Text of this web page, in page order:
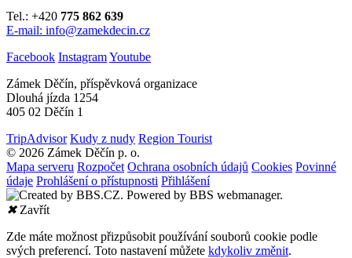
Tel.: +420 775 862 639
E-mail: info@zamekdecin.cz
Facebook InstagramYoutube
Zámek Děčín, příspěvková organizace
Dlouhá jízda 1254
405 02 Děčín 1
TripAdvisor Kudy z nudy Region Tourist
© 2026 Zámek Děčín p. o.
Mapa serveru Rozpočet Ochrana osobních údajů Cookies Povinné
údaje Prohlášení o přístupnosti Přihlášení
✖Zavřít
Zde máte možnost přizpůsobit používání souborů cookie podle
svých preferencí. Toto nastavení můžete kdykoliv změnit.